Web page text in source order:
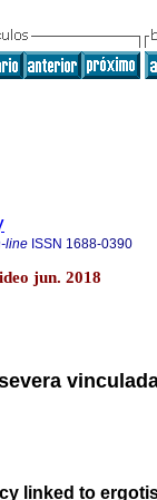
line ISSN 1688-0390
jun. 2018
linked to